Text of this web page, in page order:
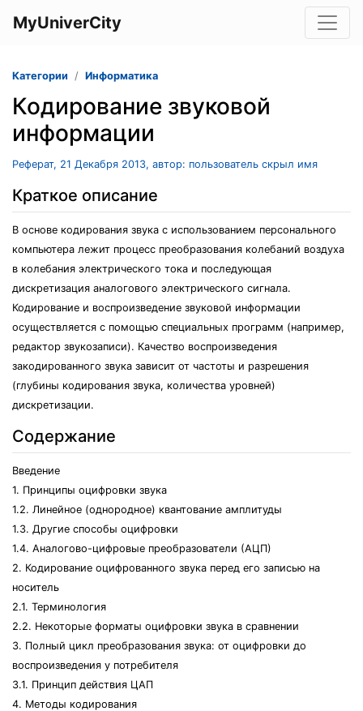
MyUniverCity
Категории Информатика
Кодирование звуковой
информации
Реферат, 21 Декабря 2013, автор: пользователь скрыл имя
Краткое описание
В основе кодирования звука с использованием персонального
компьютера лежит процесс преобразования колебаний воздуха
в колебания электрического тока и последующая
дискретизация аналогового электрического сигнала.
Кодирование и воспроизведение звуковой информации
осуществляется с помощью специальных программ (например,
редактор звукозаписи). Качество воспроизведения
закодированного звука зависит от частоты и разрешения
(глубины кодирования звука, количества уровней)
дискретизации.
Содержание
Введение
1. Принципы оцифровки звука
1.2. Линейное (однородное) квантование амплитуды
1.3. Другие способы оцифровки
1.4. Аналогово-цифровые преобразователи (АЦП)
2. Кодирование оцифрованного звука перед его записью на
носитель
2.1. Терминология
2.2. Некоторые форматы оцифровки звука в сравнении
3. Полный цикл преобразования звука: от оцифровки до
воспроизведения у потребителя
3.1. Принцип действия ЦАП
4. Методы кодирования